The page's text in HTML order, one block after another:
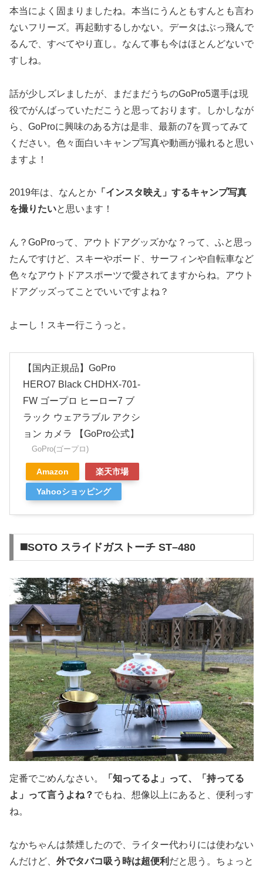
本当によく固まりましたね。本当にうんともすんとも言わ
ないフリーズ。再起動するしかない。データはぶっ飛んで
るんで、すべてやり直し。なんて事も今はほとんどないで
すしね。
話が少しズレましたが、まだまだうちのGoPro5選手は現
役でがんばっていただこうと思っております。しかしなが
ら、GoProに興味のある方は是非、最新の7を買ってみて
ください。色々面白いキャンプ写真や動画が撮れると思い
ますよ！
2019年は、なんとか 「インスタ映え」するキャンプ写真
を撮りたいと思います！
ん？GoProって、アウトドアグッズかな？って、ふと思っ
たんですけど、スキーやボード、サーフィンや自転車など
色々なアウトドアスポーツで愛されてますからね。アウト
ドアグッズってことでいいですよね？
よーし！スキー行こうっと。
【国内正規品】GoPro
HERO7 Black CHDHX-701-
FW ゴープロ ヒーロー7 ブ
ラック ウェアラブル アクシ
ョン カメラ 【GoPro公式】
GoPro(ゴープロ)
Amazon 楽天市場
Yahooショッピング
◼️SOTO スライドガストーチ ST–480
定番でごめんなさい。
「知ってるよ」って、「持ってる
よ」って言うよね？ でもね、想像以上にあると、便利っす
ね。
なかちゃんは禁煙したので、ライター代わりには使わない
んだけど、 外でタバコ吸う時は超便利 だと思う。ちょっと